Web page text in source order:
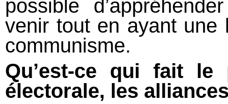
possible
venir tout en ayant une
communisme.
Qu’est-ce qui fait le
électorale, les